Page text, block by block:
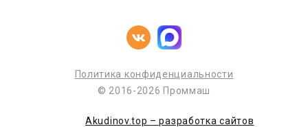
Политика конфиденциальности
© 2016-2026 Проммаш
Akudinov.top – разработка сайтов